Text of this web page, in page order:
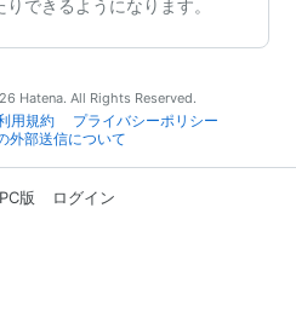
できるようになります。
Hatena. All Rights Reserved.
用規約
プライバシーポリシー
外部送信について
PC版 ログイン